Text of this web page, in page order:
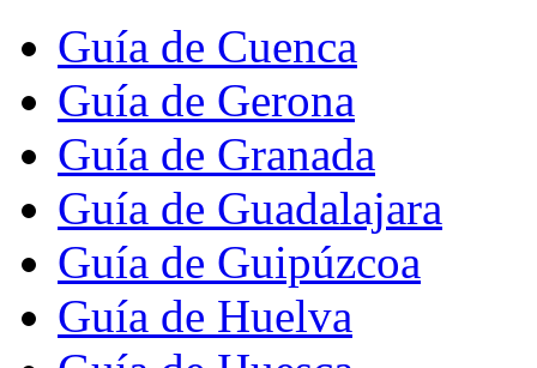
Guía de Cuenca
Guía de Gerona
Guía de Granada
Guía de Guadalajara
Guía de Guipúzcoa
Guía de Huelva